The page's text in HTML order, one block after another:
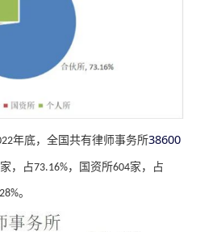
年底，全国共有律师事务所38600
，占73.16%，国资所604家，占
。